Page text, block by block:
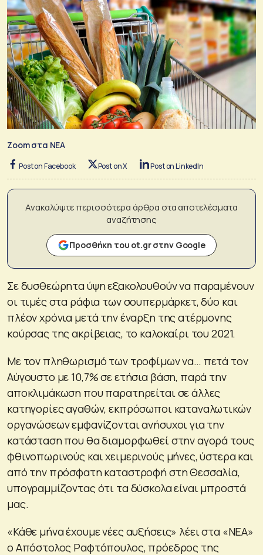
Zoom στα ΝΕΑ
Post on Facebook Post on X Post on LinkedIn
Ανακαλύψτε περισσότερα άρθρα στα αποτελέσματα
αναζήτησης
Προσθήκη του ot.gr στην Google
Σε δυσθεώρητα ύψη εξακολουθούν να παραμένουν
οι τιμές στα ράφια των σουπερμάρκετ, δύο και
πλέον χρόνια μετά την έναρξη της ατέρμονης
κούρσας της ακρίβειας, το καλοκαίρι του 2021.
Με τον πληθωρισμό των τροφίμων να… πετά τον
Αύγουστο με 10,7% σε ετήσια βάση, παρά την
αποκλιμάκωση που παρατηρείται σε άλλες
κατηγορίες αγαθών, εκπρόσωποι καταναλωτικών
οργανώσεων εμφανίζονται ανήσυχοι για την
κατάσταση που θα διαμορφωθεί στην αγορά τους
φθινοπωρινούς και χειμερινούς μήνες, ύστερα και
από την πρόσφατη καταστροφή στη Θεσσαλία,
υπογραμμίζοντας ότι τα δύσκολα είναι μπροστά
μας.
«Κάθε μήνα έχουμε νέες αυξήσεις» λέει στα «ΝΕΑ»
ο Απόστολος Ραφτόπουλος, πρόεδρος της